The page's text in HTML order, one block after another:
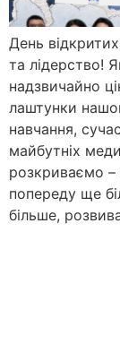
День
та лідерство!
надзвичайно
лаштунки
навчання,
майбутніх
розкриваємо
попереду ще
більше,